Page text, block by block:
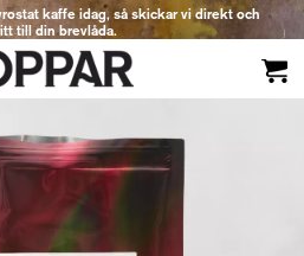
kaffe idag, så skickar vi direkt och
till din brevlåda.